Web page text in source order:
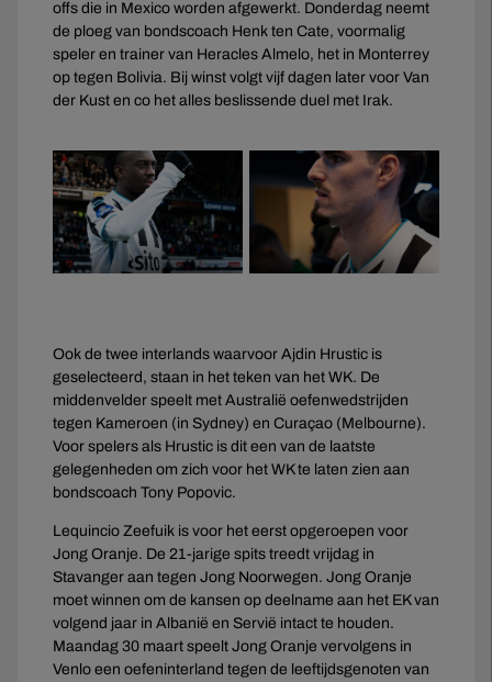
offs die in Mexico worden afgewerkt. Donderdag neemt
de ploeg van bondscoach Henk ten Cate, voormalig
speler en trainer van Heracles Almelo, het in Monterrey
op tegen Bolivia. Bij winst volgt vijf dagen later voor Van
der Kust en co het alles beslissende duel met Irak.
Ook de twee interlands waarvoor Ajdin Hrustic is
geselecteerd, staan in het teken van het WK. De
middenvelder speelt met Australië oefenwedstrijden
tegen Kameroen (in Sydney) en Curaçao (Melbourne).
Voor spelers als Hrustic is dit een van de laatste
gelegenheden om zich voor het WK te laten zien aan
bondscoach Tony Popovic.
Lequincio Zeefuik is voor het eerst opgeroepen voor
Jong Oranje. De 21-jarige spits treedt vrijdag in
Stavanger aan tegen Jong Noorwegen. Jong Oranje
moet winnen om de kansen op deelname aan het EK van
volgend jaar in Albanië en Servië intact te houden.
Maandag 30 maart speelt Jong Oranje vervolgens in
Venlo een oefeninterland tegen de leeftijdsgenoten van